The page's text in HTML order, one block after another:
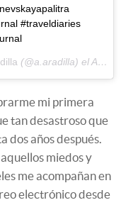
#traveldiaries
(@a.aradilla) elAbr 3, 2018 at 2:36 PDT
mi primera
tan desastroso que
dos años después.
miedos y
me acompañan en
electrónico desde